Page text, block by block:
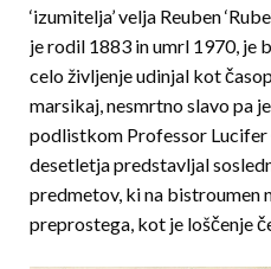
‘izumitelja’ velja Reuben
je rodil 1883 in umrl 1970, je
celo življenje udinjal kot
marsikaj, nesmrtno slavo pa
podlistkom Professor
desetlet­ja predstavljal
predmetov, ki na bistroumen
preprostega, kot je loščenje